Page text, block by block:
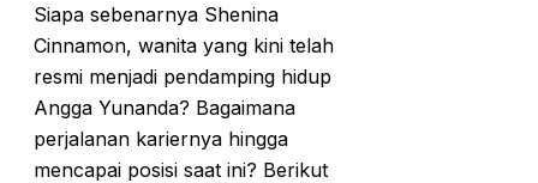
Siapa sebenarnya Shenina
Cinnamon, wanita yang kini telah
resmi menjadi pendamping hidup
Angga Yunanda? Bagaimana
perjalanan kariernya hingga
mencapai posisi saat ini? Berikut